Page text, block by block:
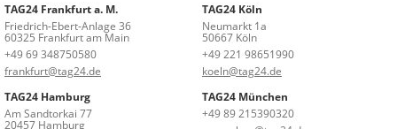
TAG24 Frankfurt a. M.
Friedrich-Ebert-Anlage 36
60325 Frankfurt am Main
+49 69 348750580
frankfurt@tag24.de
TAG24 Köln
Neumarkt 1a
50667 Köln
+49 221 98651990
koeln@tag24.de
TAG24 Hamburg
Am Sandtorkai 77
20457 Hamburg
TAG24 München
+49 89 215390320